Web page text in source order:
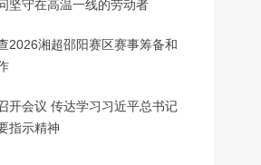
坚守在高温一线的劳动者
2026湘超邵阳赛区赛事筹备和
开会议 传达学习习近平总书记
指示精神